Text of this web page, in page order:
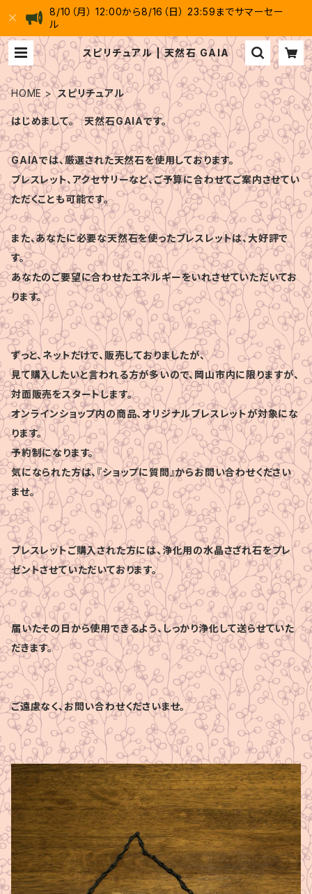
8/10（月） 12:00から8/16（日） 23:59までサマーセー
ル
スピリチュアル | 天然石 GAIA
HOME スピリチュアル
はじめまして。 天然石GAIAです。
GAIAでは、厳選された天然石を使用しております。
ブレスレット、アクセサリーなど、ご予算に合わせてご案内させてい
ただくことも可能です。
また、あなたに必要な天然石を使ったブレスレットは、大好評で
す。
あなたのご要望に合わせたエネルギーをいれさせていただいてお
ります。
ずっと、ネットだけで、販売しておりましたが、
見て購入したいと言われる方が多いので、岡山市内に限りますが、
対面販売をスタートします。
オンラインショップ内の商品、オリジナルブレスレットが対象にな
ります。
予約制になります。
気になられた方は、『ショップに質問』からお問い合わせください
ませ。
ブレスレットご購入された方には、浄化用の水晶さざれ石をプレ
ゼントさせていただいております。
届いたその日から使用できるよう、しっかり浄化して送らせていた
だきます。
ご遠慮なく、お問い合わせくださいませ。